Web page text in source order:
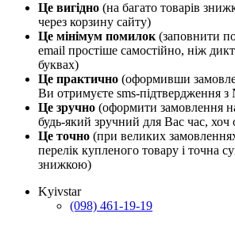
Це вигідно (на багато товарів
через корзину сайту)
Це мінімум помилок (заповнити
email простіше самостійно, ніж
буквах)
Це практично (оформивши
Ви отримуєте sms-підтвердження
Це зручно (оформити замовлення
будь-який зручний для Вас час, хоч
Це точно (при великих
перелік купленого товару і точна
знижкою)
Kyivstar
(098) 461-19-19